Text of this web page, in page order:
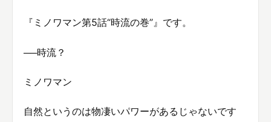
『ミノワマン第5話“時流の巻”』です。
──時流？
ミノワマン
自然というのは物凄いパワーがあるじゃないです